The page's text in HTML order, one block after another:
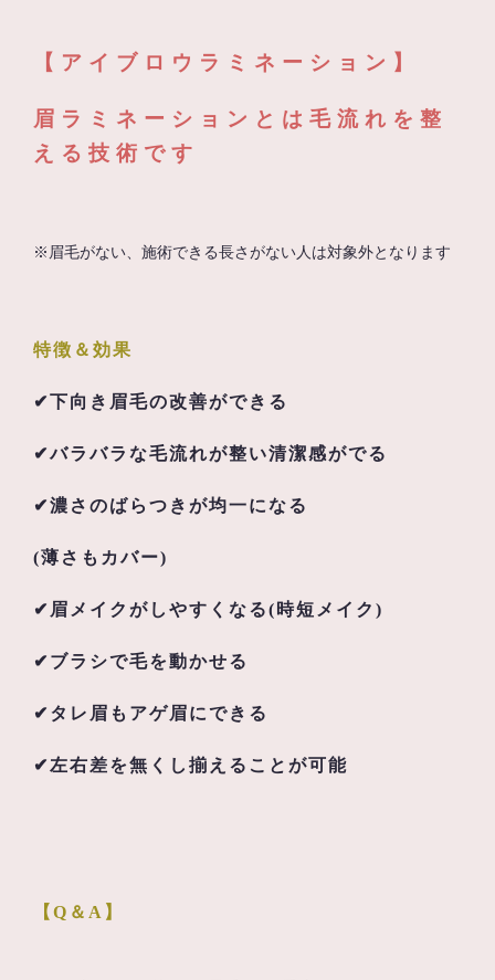
【アイブロウラミネーション】
眉ラミネーションとは毛流れを整
える技術です
※眉毛がない、施術できる長さがない人は対象外となります
特徴＆効果
✔下向き眉毛の改善ができる
✔バラバラな毛流れが整い清潔感がでる
✔濃さのばらつきが均一になる
(薄さもカバー)
✔眉メイクがしやすくなる(時短メイク)
✔ブラシで毛を動かせる
✔タレ眉もアゲ眉にできる
✔左右差を無くし揃えることが可能
【Q＆A】